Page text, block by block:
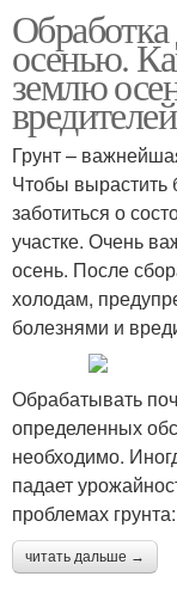
Обработка
осенью.
землю
Грунт –
Чтобы вырастить
заботиться о
участке. Очень
осень. После
холодам,
болезнями и
Обрабатывать
определенных
необходимо.
падает
проблемах грунта:
читать дальше →